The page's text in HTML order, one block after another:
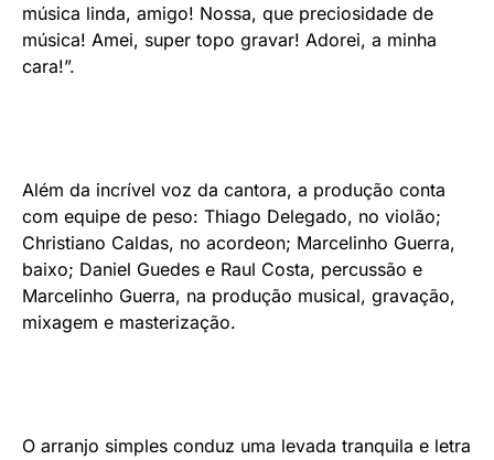
música linda, amigo! Nossa, que preciosidade de
música! Amei, super topo gravar! Adorei, a minha
cara!”.
Além da incrível voz da cantora, a produção conta
com equipe de peso: Thiago Delegado, no violão;
Christiano Caldas, no acordeon; Marcelinho Guerra,
baixo; Daniel Guedes e Raul Costa, percussão e
Marcelinho Guerra, na produção musical, gravação,
mixagem e masterização.
O arranjo simples conduz uma levada tranquila e letra